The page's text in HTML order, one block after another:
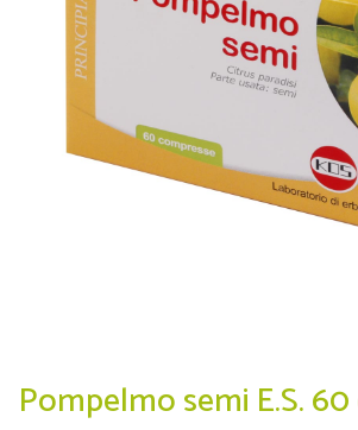
Pompelmo semi E.S.